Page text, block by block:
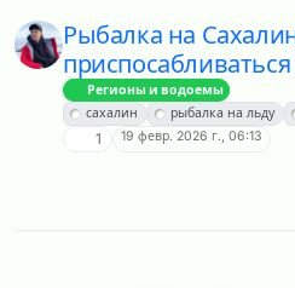
Рыбалка на
Регионы и водоемы
сахалин
рыбалка на льду
1 19 февр. 2026 г., 06:13